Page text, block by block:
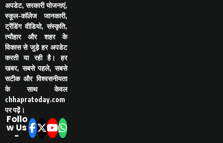
अपडेट, सरकारी योजनाएं,
स्कूल-कॉलेज जानकारी,
ट्रेंडिंग वीडियो, संस्कृति,
त्यौहार और शहर के
विकास से जुड़े हर अपडेट
करती या रही है। हर
खबर, सबसे पहले, सबसे
सटीक और विश्वसनीयता
के साथ केवल
chhapratoday.com
पर पढ़ें।
Follo
w Us
-